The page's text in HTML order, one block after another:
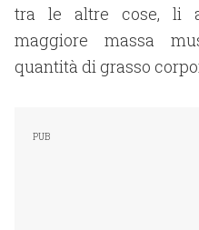
tra le altre cose, li
maggiore massa
quantità di grasso